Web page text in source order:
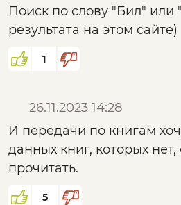
Поиск по слову "Бил" или
результата на этом сайте)
1
26.11.2023 14:28
И передачи по книгам
данных книг, которых нет,
прочитать.
5